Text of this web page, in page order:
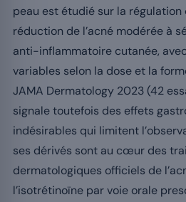
peau est étudié sur la régulation
réduction de l’acné modérée à
anti-inflammatoire cutanée,
variables selon la dose et la
JAMA Dermatology 2023 (42
signale toutefois des effets
indésirables qui limitent
ses dérivés sont au cœur des
dermatologiques officiels de
l’isotrétinoïne par voie orale